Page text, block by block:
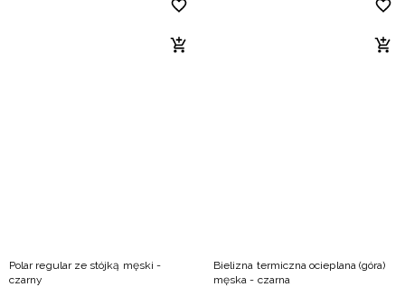
Polar regular ze stójką męski -
czarny
Bielizna termiczna ocieplana (góra)
męska - czarna